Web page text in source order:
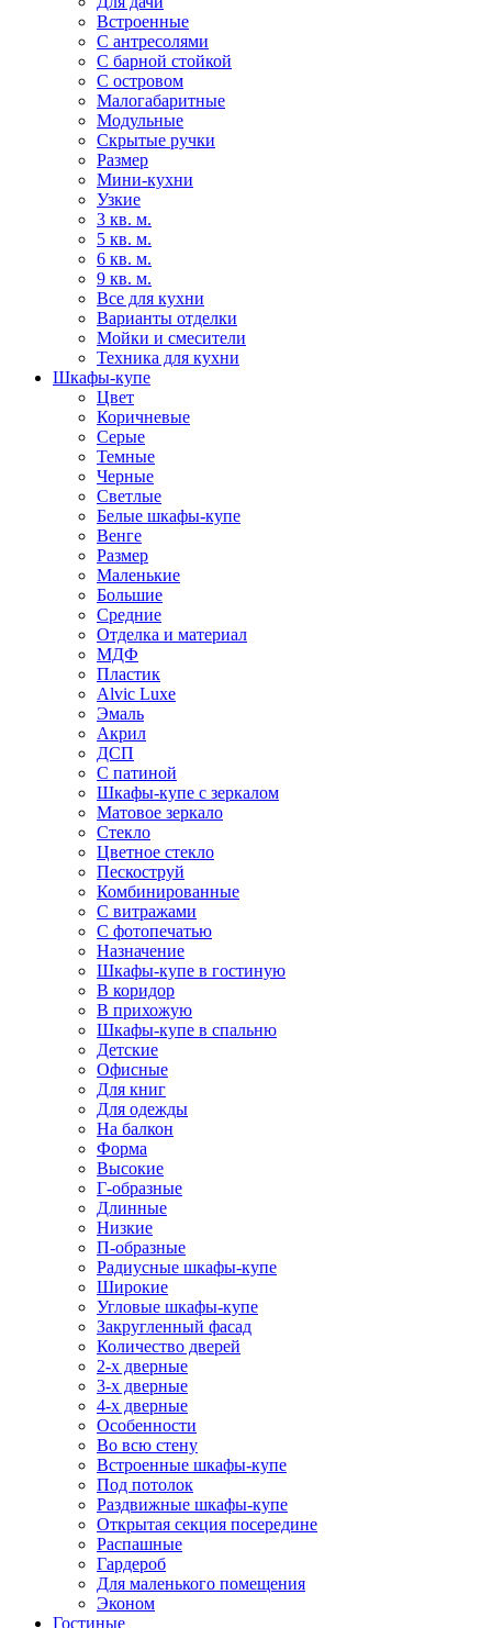
Встроенные
С антресолями
С барной стойкой
С островом
Малогабаритные
Модульные
Скрытые ручки
Размер
Мини-кухни
Узкие
3 кв. м.
5 кв. м.
6 кв. м.
9 кв. м.
Все для кухни
Варианты отделки
Мойки и смесители
Техника для кухни
Шкафы-купе
Цвет
Коричневые
Серые
Темные
Черные
Светлые
Белые шкафы-купе
Венге
Размер
Маленькие
Большие
Средние
Отделка и материал
МДФ
Пластик
Alvic Luxe
Эмаль
Акрил
ДСП
С патиной
Шкафы-купе с зеркалом
Матовое зеркало
Стекло
Цветное стекло
Пескоструй
Комбинированные
С витражами
С фотопечатью
Назначение
Шкафы-купе в гостиную
В коридор
В прихожую
Шкафы-купе в спальню
Детские
Офисные
Для книг
Для одежды
На балкон
Форма
Высокие
Г-образные
Длинные
Низкие
П-образные
Радиусные шкафы-купе
Широкие
Угловые шкафы-купе
Закругленный фасад
Количество дверей
2-х дверные
3-х дверные
4-х дверные
Особенности
Во всю стену
Встроенные шкафы-купе
Под потолок
Раздвижные шкафы-купе
Открытая секция посередине
Распашные
Гардероб
Для маленького помещения
Эконом
Гостиные